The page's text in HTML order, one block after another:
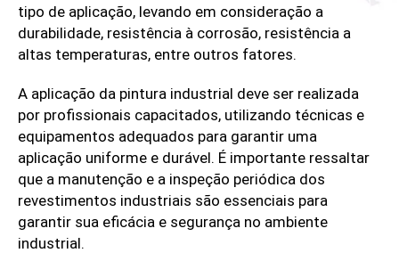
tipo de aplicação, levando em consideração a
durabilidade, resistência à corrosão, resistência a
altas temperaturas, entre outros fatores.
A aplicação da pintura industrial deve ser realizada
por profissionais capacitados, utilizando técnicas e
equipamentos adequados para garantir uma
aplicação uniforme e durável. É importante ressaltar
que a manutenção e a inspeção periódica dos
revestimentos industriais são essenciais para
garantir sua eficácia e segurança no ambiente
industrial.